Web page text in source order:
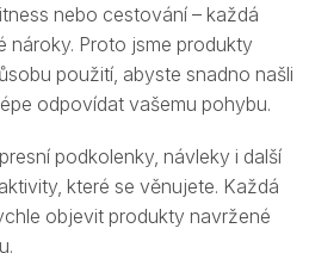
nebo cestování – každá
nároky. Proto jsme produkty
použití, abyste snadno našli
odpovídat vašemu pohybu.
podkolenky, návleky i další
které se věnujete. Každá
objevit produkty navržené